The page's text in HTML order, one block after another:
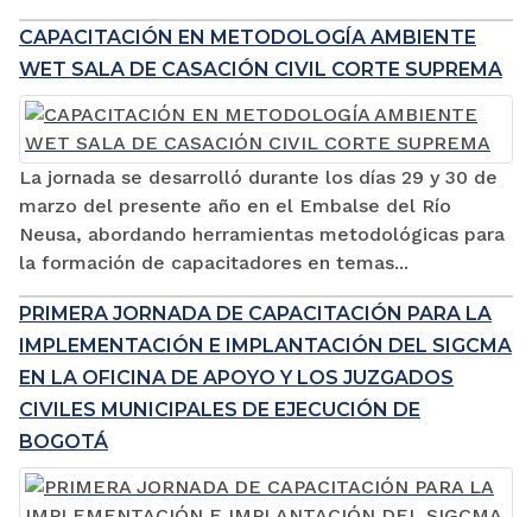
CAPACITACIÓN EN METODOLOGÍA AMBIENTE
WET SALA DE CASACIÓN CIVIL CORTE SUPREMA
La jornada se desarrolló durante los días 29 y 30 de
marzo del presente año en el Embalse del Río
Neusa, abordando herramientas metodológicas para
la formación de capacitadores en temas...
PRIMERA JORNADA DE CAPACITACIÓN PARA LA
IMPLEMENTACIÓN E IMPLANTACIÓN DEL SIGCMA
EN LA OFICINA DE APOYO Y LOS JUZGADOS
CIVILES MUNICIPALES DE EJECUCIÓN DE
BOGOTÁ